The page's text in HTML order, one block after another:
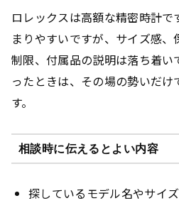
ロレックスは高額な精密時計で
まりやすいですが、サイズ感
制限、付属品の説明は落ち着
ったときは、その場の勢いだ
す。
相談時に伝えるとよい内容
探しているモデル名やサイズ